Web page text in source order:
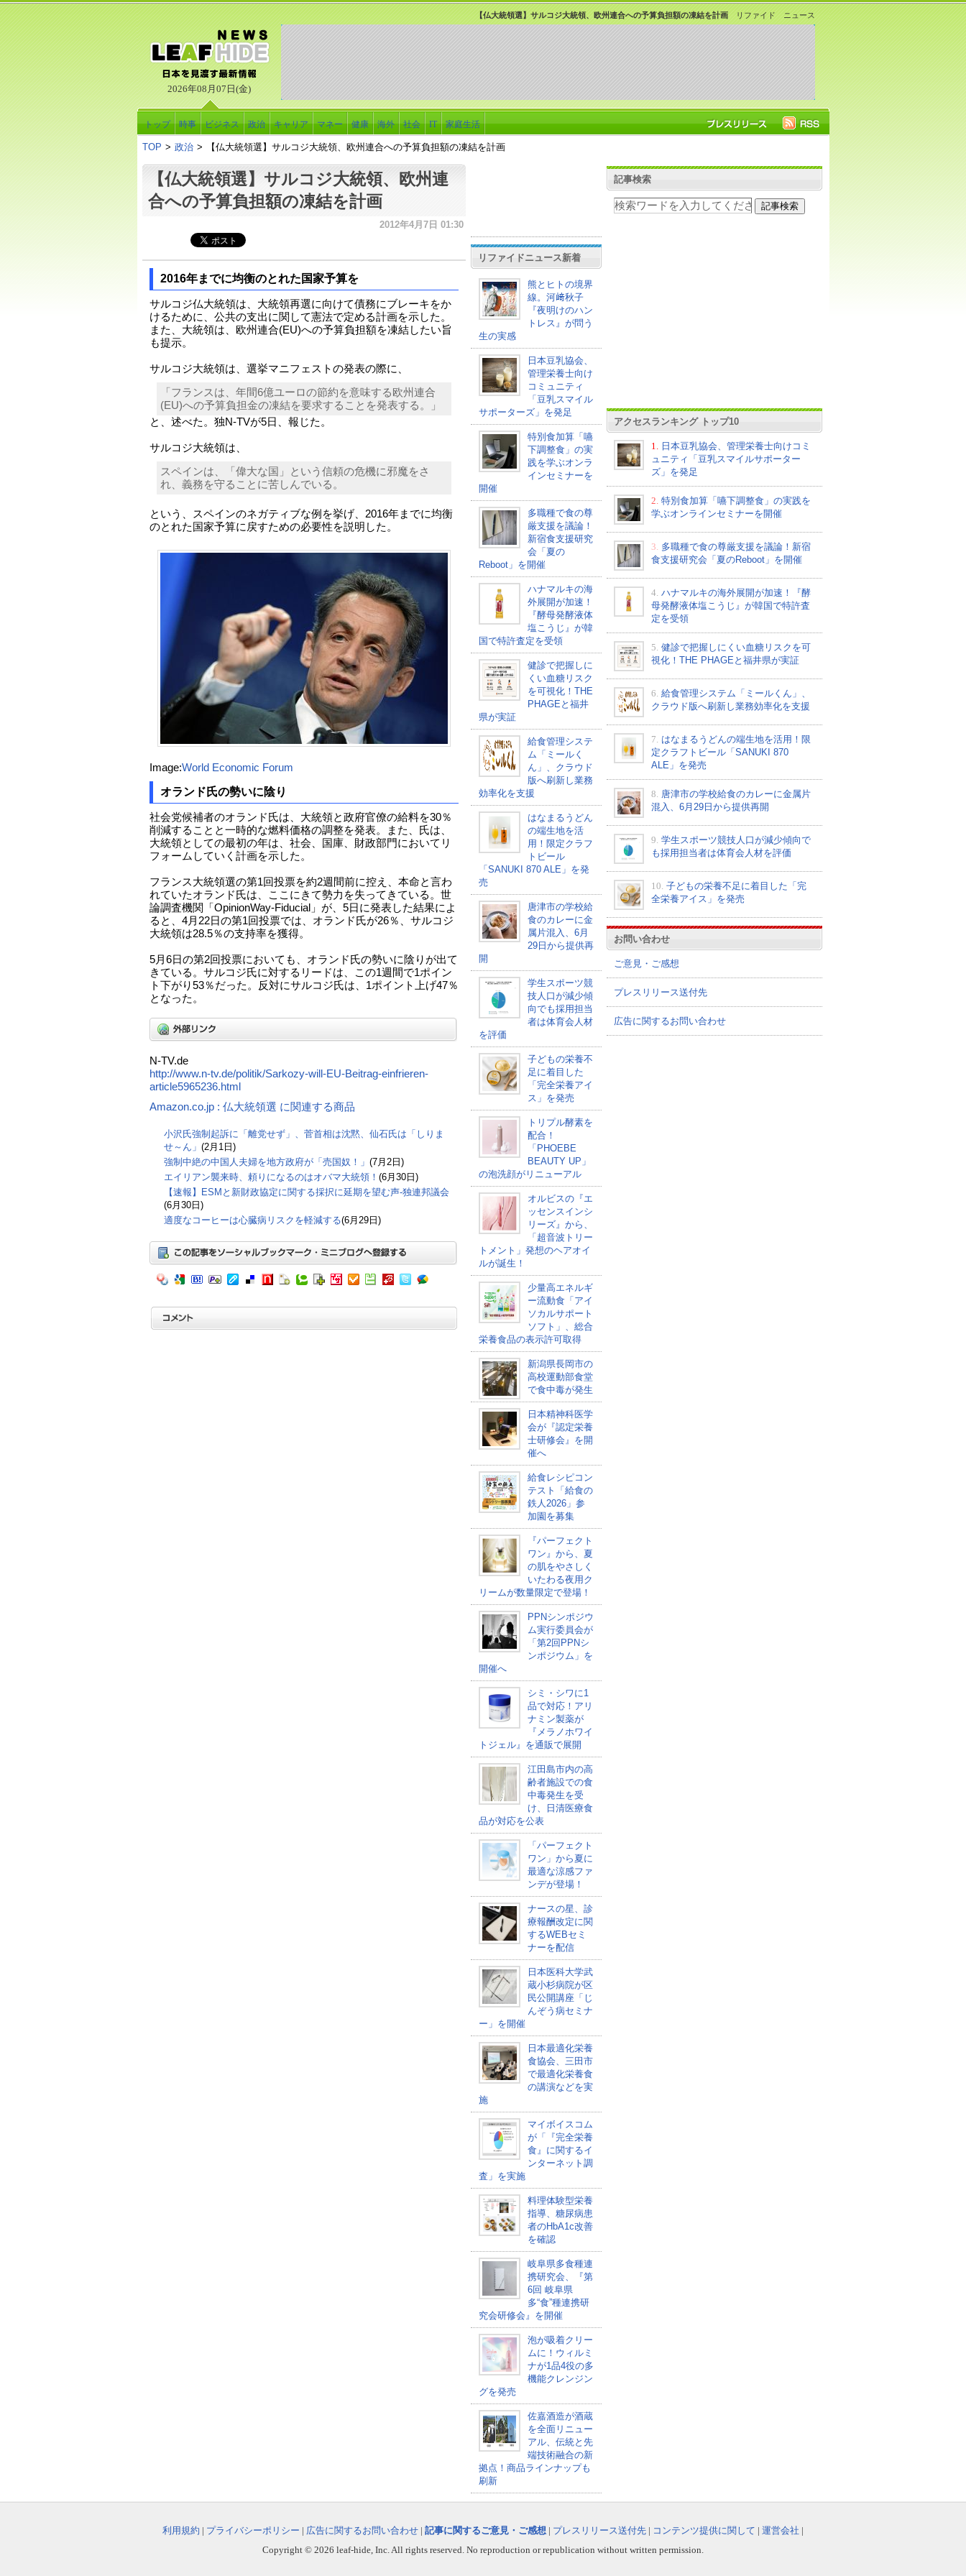
2026年08月07日(金)
リファイド ニュース
【仏大統領選】サルコジ大統領、欧州連合への予算負担額の凍結を計画
トップ 時事 ビジネス 政治 キャリア マネー 健康 海外 社会 IT 家庭生活
TOP > 政治 > 【仏大統領選】サルコジ大統領、欧州連合への予算負担額の凍結を計画
【仏大統領選】サルコジ大統領、欧州連
合への予算負担額の凍結を計画
2012年4月7日 01:30
2016年までに均衡のとれた国家予算を
サルコジ仏大統領は、大統領再選に向けて債務にブレーキをか
けるために、公共の支出に関して憲法で定める計画を示した。
また、大統領は、欧州連合(EU)への予算負担額を凍結したい旨
も提示。
サルコジ大統領は、選挙マニフェストの発表の際に、
「フランスは、年間6億ユーロの節約を意味する欧州連合
(EU)への予算負担金の凍結を要求することを発表する。」
と、述べた。独N-TVが5日、報じた。
サルコジ大統領は、
スペインは、「偉大な国」という信頼の危機に邪魔をさ
れ、義務を守ることに苦しんでいる。
という、スペインのネガティブな例を挙げ、2016年までに均衡
のとれた国家予算に戻すための必要性を説明した。
Image:World Economic Forum
オランド氏の勢いに陰り
社会党候補者のオランド氏は、大統領と政府官僚の給料を30％
削減することと一時的な燃料価格の調整を発表。また、氏は、
大統領としての最初の年は、社会、国庫、財政部門においてリ
フォームしていく計画を示した。
フランス大統領選の第1回投票を約2週間前に控え、本命と言わ
れていたオランド氏は、ここにきて勢力を失ってきている。世
論調査機関「OpinionWay-Fiducial」が、5日に発表した結果によ
ると、4月22日の第1回投票では、オランド氏が26％、サルコジ
大統領は28.5％の支持率を獲得。
5月6日の第2回投票においても、オランド氏の勢いに陰りが出て
きている。サルコジ氏に対するリードは、この1週間で1ポイン
ト下がり53％だった。反対にサルコジ氏は、1ポイント上げ47％
となった。
N-TV.de
http://www.n-tv.de/politik/Sarkozy-will-EU-Beitrag-einfrieren-
article5965236.html
Amazon.co.jp : 仏大統領選 に関連する商品
小沢氏強制起訴に「離党せず」、菅首相は沈黙、仙石氏は「しりま
せ～ん」 (2月1日)
強制中絶の中国人夫婦を地方政府が「売国奴！」 (7月2日)
エイリアン襲来時、頼りになるのはオバマ大統領！ (6月30日)
【速報】ESMと新財政協定に関する採択に延期を望む声-独連邦議会
(6月30日)
適度なコーヒーは心臓病リスクを軽減する(6月29日)
リファイドニュース新着
熊とヒトの境界
線。河﨑秋子
『夜明けのハン
トレス』が問う
生の実感
日本豆乳協会、
管理栄養士向け
コミュニティ
「豆乳スマイル
サポーターズ」を発足
特別食加算「嚥
下調整食」の実
践を学ぶオンラ
インセミナーを
開催
多職種で食の尊
厳支援を議論！
新宿食支援研究
会「夏の
Reboot」を開催
ハナマルキの海
外展開が加速！
『酵母発酵液体
塩こうじ』が韓
国で特許査定を受領
健診で把握しに
くい血糖リスク
を可視化！THE
PHAGEと福井
県が実証
給食管理システ
ム「ミールく
ん」、クラウド
版へ刷新し業務
効率化を支援
はなまるうどん
の端生地を活
用！限定クラフ
トビール
「SANUKI 870 ALE」を発
売
唐津市の学校給
食のカレーに金
属片混入、6月
29日から提供再
開
学生スポーツ競
技人口が減少傾
向でも採用担当
者は体育会人材
を評価
子どもの栄養不
足に着目した
「完全栄養アイ
ス」を発売
トリプル酵素を
配合！
「PHOEBE
BEAUTY UP」
の泡洗顔がリニューアル
オルビスの『エ
ッセンスインシ
リーズ』から、
「超音波トリー
トメント」発想のヘアオイ
ルが誕生！
少量高エネルギ
ー流動食「アイ
ソカルサポート
ソフト」、総合
栄養食品の表示許可取得
新潟県長岡市の
高校運動部食堂
で食中毒が発生
日本精神科医学
会が『認定栄養
士研修会』を開
催へ
給食レシピコン
テスト「給食の
鉄人2026」参
加園を募集
『パーフェクト
ワン』から、夏
の肌をやさしく
いたわる夜用ク
リームが数量限定で登場！
PPNシンポジウ
ム実行委員会が
「第2回PPNシ
ンポジウム」を
開催へ
シミ・シワに1
品で対応！アリ
ナミン製薬が
『メラノホワイ
トジェル』を通販で展開
江田島市内の高
齢者施設での食
中毒発生を受
け、日清医療食
品が対応を公表
「パーフェクト
ワン」から夏に
最適な涼感ファ
ンデが登場！
ナースの星、診
療報酬改定に関
するWEBセミ
ナーを配信
日本医科大学武
蔵小杉病院が区
民公開講座「じ
んぞう病セミナ
ー」を開催
日本最適化栄養
食協会、三田市
で最適化栄養食
の講演などを実
施
マイボイスコム
が「『完全栄養
食』に関するイ
ンターネット調
査」を実施
料理体験型栄養
指導、糖尿病患
者のHbA1c改善
を確認
岐阜県多食種連
携研究会、『第
6回 岐阜県
多“食”種連携研
究会研修会』を開催
泡が吸着クリー
ムに！ウィルミ
ナが1品4役の多
機能クレンジン
グを発売
佐嘉酒造が酒蔵
を全面リニュー
アル、伝統と先
端技術融合の新
拠点！商品ラインナップも
刷新
記事検索
アクセスランキング トップ10
1.
日本豆乳協会、管理栄養士向けコミ
ュニティ「豆乳スマイルサポーター
ズ」を発足
2. 特別食加算「嚥下調整食」の実践を
学ぶオンラインセミナーを開催
3. 多職種で食の尊厳支援を議論！新宿
食支援研究会「夏のReboot」を開催
4. ハナマルキの海外展開が加速！『酵
母発酵液体塩こうじ』が韓国で特許査
定を受領
5. 健診で把握しにくい血糖リスクを可
視化！THE PHAGEと福井県が実証
6. 給食管理システム「ミールくん」、
クラウド版へ刷新し業務効率化を支援
7. はなまるうどんの端生地を活用！限
定クラフトビール「SANUKI 870
ALE」を発売
8. 唐津市の学校給食のカレーに金属片
混入、6月29日から提供再開
9. 学生スポーツ競技人口が減少傾向で
も採用担当者は体育会人材を評価
10. 子どもの栄養不足に着目した「完
全栄養アイス」を発売
お問い合わせ
ご意見・ご感想
プレスリリース送付先
広告に関するお問い合わせ
利用規約 | プライバシーポリシー | 広告に関するお問い合わせ | 記事に関するご意見・ご感想 | プレスリリース送付先 | コンテンツ提供に関して | 運営会社 |
Copyright © 2026 leaf-hide, Inc. All rights reserved. No reproduction or republication without written permission.